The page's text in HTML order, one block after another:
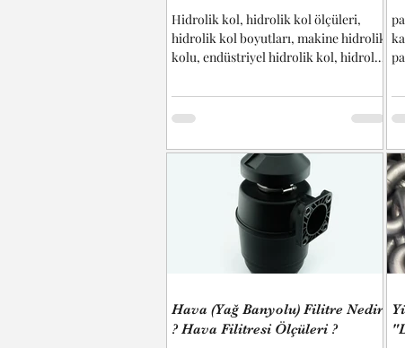
Hidrolik kol, hidrolik kol ölçüleri,
hidrolik kol boyutları, makine hidrolik
kolu, endüstriyel hidrolik kol, hidrolik
kol fiyatları, hidrolik kol çeşitleri,
hidrolik kol teknik çizim vb.
Hava (Yağ Banyolu) Filitre Nedir
? Hava Filitresi Ölçüleri ?